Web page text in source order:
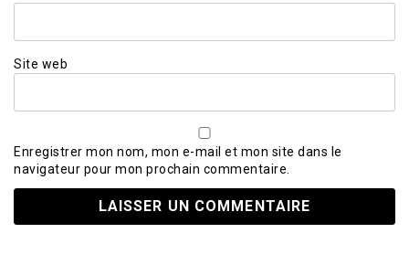
Site web
Enregistrer mon nom, mon e-mail et mon site dans le
navigateur pour mon prochain commentaire.